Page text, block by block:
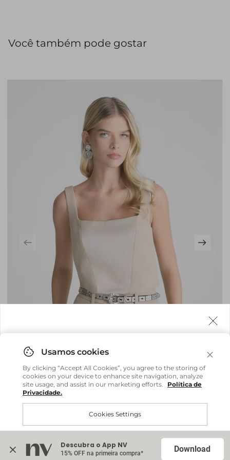
Você também pode gostar
Blusa Adriana - Bege Field
R$ 359,20
ou até6x R$ 59,86sem juros
Descubra o App NV
15% OFF na primeira compra* Download
em sua casa, não importa onde você estiver.
Comprar no site internacional
Internacional
By clicking “Accept All Cookies”, you agree to the storing of
cookies on your device to enhance site navigation, analyze
site usage, and assist in our marketing efforts.
Política de
Privacidade.
Cookies Settings
Accept All Cookies